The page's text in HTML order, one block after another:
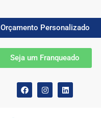
Orçamento Personalizado
Seja um Franqueado